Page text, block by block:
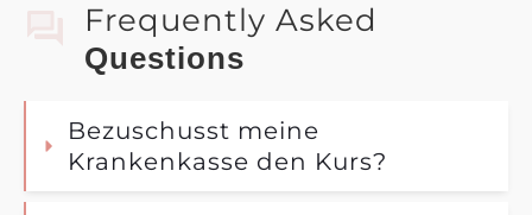
Frequently Asked
QUestions
Bezuschusst meine
Krankenkasse den Kurs?